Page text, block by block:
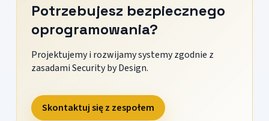
Potrzebujesz bezpiecznego
oprogramowania?
Projektujemy i rozwijamy systemy zgodnie z
zasadami Security by Design.
Skontaktuj się z zespołem